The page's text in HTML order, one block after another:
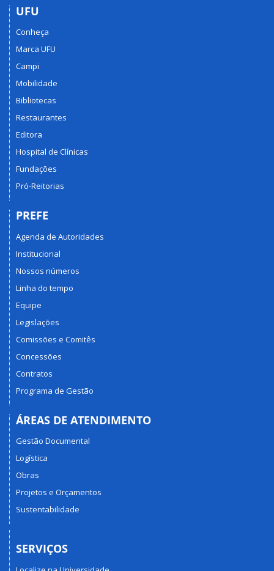
UFU
Conheça
Marca UFU
Campi
Mobilidade
Bibliotecas
Restaurantes
Editora
Hospital de Clínicas
Fundações
Pró-Reitorias
PREFE
Agenda de Autoridades
Institucional
Nossos números
Linha do tempo
Equipe
Legislações
Comissões e Comitês
Concessões
Contratos
Programa de Gestão
ÁREAS DE ATENDIMENTO
Gestão Documental
Logística
Obras
Projetos e Orçamentos
Sustentabilidade
SERVIÇOS